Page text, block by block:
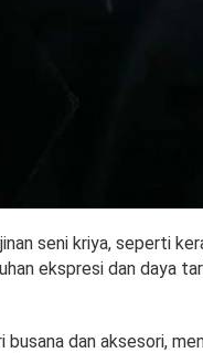
seni kriya, seperti
ekspresi dan daya
dan aksesori,